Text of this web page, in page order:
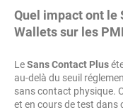
Quel impact ont le
Wallets sur les
LeSans Contact Plus
au-delà du seuil
sans contact physique.
et en cours de test dans